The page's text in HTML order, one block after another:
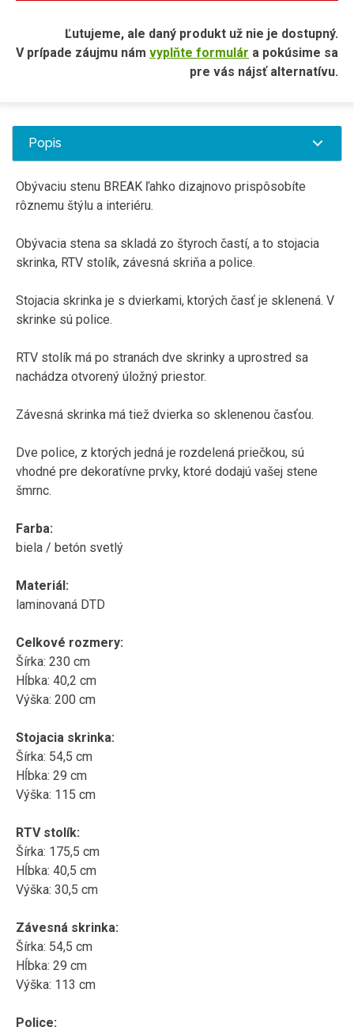
Ľutujeme, ale daný produkt už nie je dostupný.
V prípade záujmu nám vyplňte formulár a pokúsime sa
pre vás nájsť alternatívu.
Popis
Obývaciu stenu BREAK ľahko dizajnovo prispôsobíte
rôznemu štýlu a interiéru.
Obývacia stena sa skladá zo štyroch častí, a to stojacia
skrinka, RTV stolík, závesná skriňa a police.
Stojacia skrinka je s dvierkami, ktorých časť je sklenená. V
skrinke sú police.
RTV stolík má po stranách dve skrinky a uprostred sa
nachádza otvorený úložný priestor.
Závesná skrinka má tiež dvierka so sklenenou časťou.
Dve police, z ktorých jedná je rozdelená priečkou, sú
vhodné pre dekoratívne prvky, ktoré dodajú vašej stene
šmrnc.
Farba:
biela / betón svetlý
Materiál:
laminovaná DTD
Celkové rozmery:
Šírka: 230 cm
Hĺbka: 40,2 cm
Výška: 200 cm
Stojacia skrinka:
Šírka: 54,5 cm
Hĺbka: 29 cm
Výška: 115 cm
RTV stolík:
Šírka: 175,5 cm
Hĺbka: 40,5 cm
Výška: 30,5 cm
Závesná skrinka:
Šírka: 54,5 cm
Hĺbka: 29 cm
Výška: 113 cm
Police: